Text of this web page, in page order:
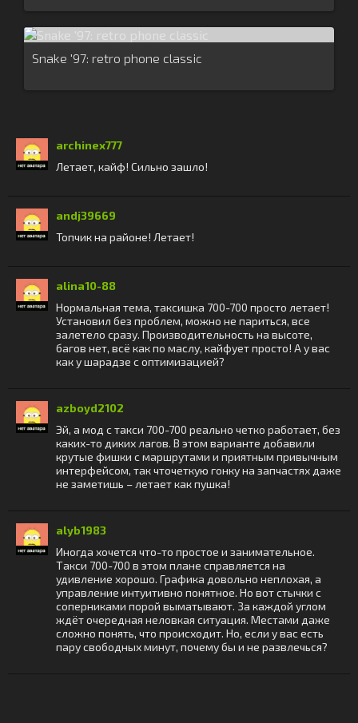
Snake '97: retro phone classic
archinex777
Летает, кайф! Сильно зашло!
andj39669
Топчик на районе! Летает!
alina10-88
Нормальная тема, таксишка 700-700 просто летает!
Установил без проблем, можно не париться, все
залетело сразу. Производительность на высоте,
багов нет, всё как по маслу, кайфует просто! А у вас
как у шарадзе с оптимизацией?
azboyd2102
Эй, а мод с такси 700-700 реально четко работает, без
каких-то диких лагов. В этом варианте добавили
крутые фишки с маршрутами и приятным привычным
интерфейсом, так чточеткую гонку на запчастях даже
не заметишь – летает как пушка!
alyb1983
Иногда хочется что-то простое и занимательное.
Такси 700-700 в этом плане справляется на
удивление хорошо. Графика довольно неплохая, а
управление интуитивно понятное. Но вот стычки с
соперниками порой выматывают. За каждой углом
ждёт очередная неловкая ситуация. Местами даже
сложно понять, что происходит. Но, если у вас есть
пару свободных минут, почему бы и не развлечься?